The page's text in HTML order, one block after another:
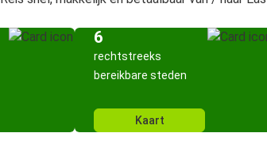
6
rechtstreeks
bereikbare steden
Kaart